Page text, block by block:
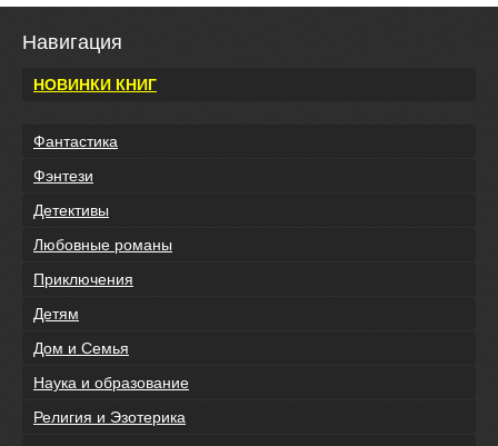
Навигация
НОВИНКИ КНИГ
Фантастика
Фэнтези
Детективы
Любовные романы
Приключения
Детям
Дом и Семья
Наука и образование
Религия и Эзотерика